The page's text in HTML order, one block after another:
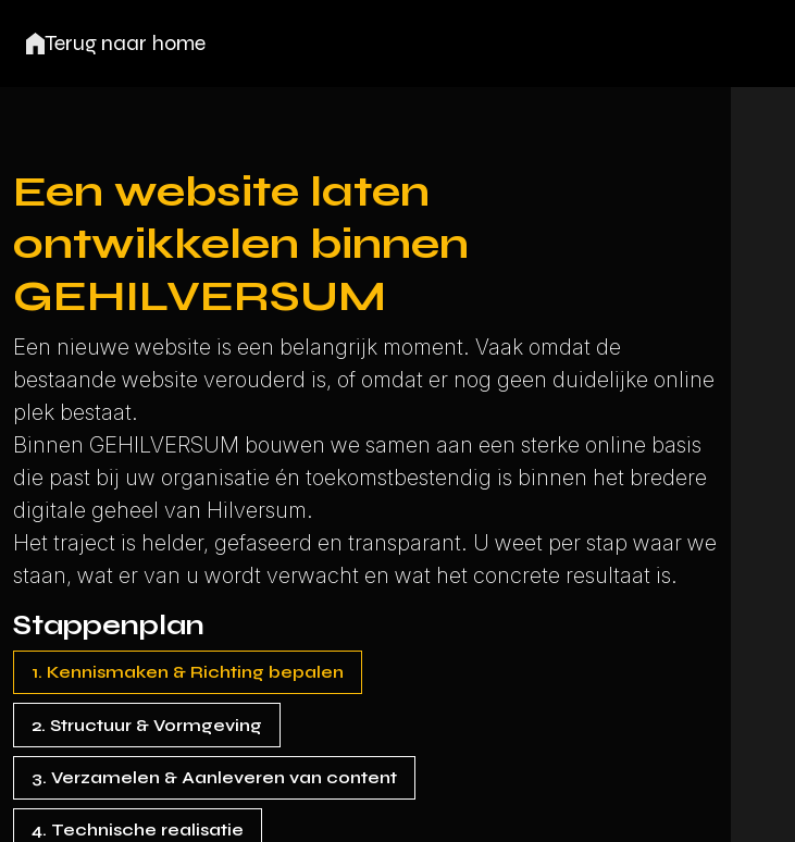
Terug naar home
Een website laten
ontwikkelen binnen
GEHILVERSUM
Een nieuwe website is een belangrijk moment. Vaak omdat de
bestaande website verouderd is, of omdat er nog geen duidelijke online
plek bestaat.
Binnen GEHILVERSUM bouwen we samen aan een sterke online basis
die past bij uw organisatie én toekomstbestendig is binnen het bredere
digitale geheel van Hilversum.
Het traject is helder, gefaseerd en transparant. U weet per stap waar we
staan, wat er van u wordt verwacht en wat het concrete resultaat is.
Stappenplan
1. Kennismaken & Richting bepalen
2. Structuur & Vormgeving
3. Verzamelen & Aanleveren van content
4. Technische realisatie